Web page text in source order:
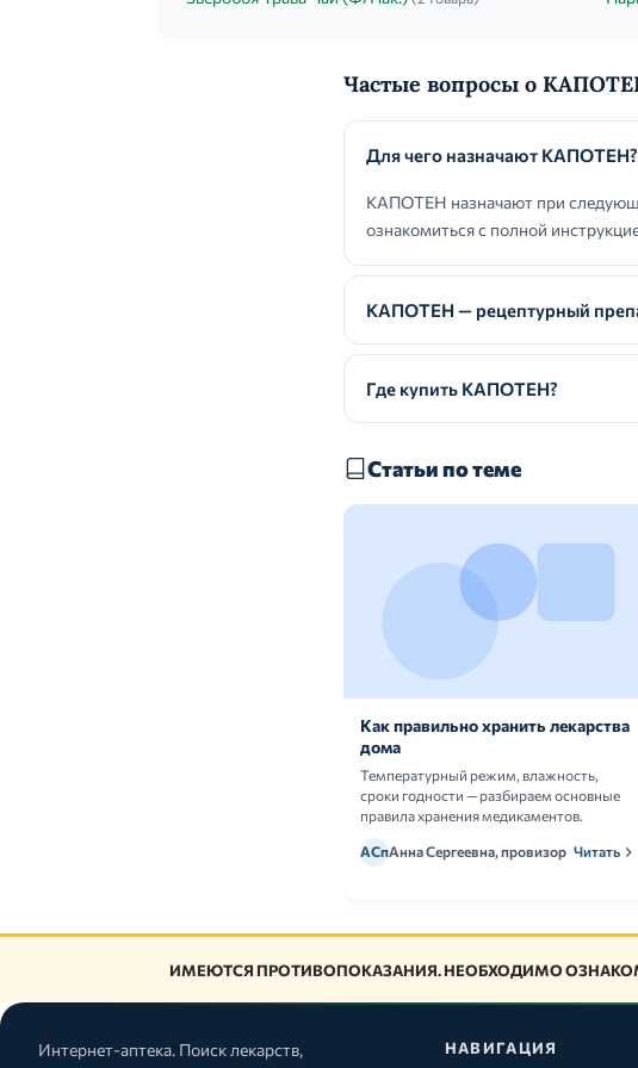
Частые вопросы о
Для чего назначают КАПОТЕН?
КАПОТЕН назначают при
ознакомиться с полной
КАПОТЕН — рецептурный
Где купить КАПОТЕН?
Статьи по теме
Как правильно хранить лекарства
дома
Температурный режим, влажность,
сроки годности — разбираем основные
правила хранения медикаментов.
АСпАнна Сергеевна, провизор Читать
ИМЕЮТСЯ ПРОТИВОПОКАЗАНИЯ. НЕОБХОДИМО
Интернет-аптека. Поиск лекарств,
НАВИГАЦИЯ